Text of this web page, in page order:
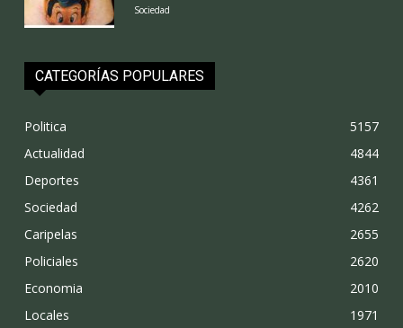
Sociedad
CATEGORÍAS POPULARES
Politica
5157
Actualidad
4844
Deportes
4361
Sociedad
4262
Caripelas
2655
Policiales
2620
Economia
2010
Locales
1971